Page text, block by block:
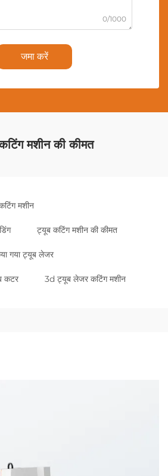
0/1000
जमा करें
मशीन की कीमत
मशीन
ट्यूब कटिंग मशीन की कीमत
गया ट्यूब लेजर
कटर 3d ट्यूब लेजर कटिंग मशीन